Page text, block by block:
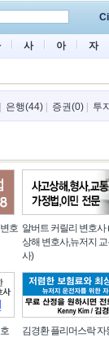
사 아 자
은행(44) 증권(0) 투
호 알버트 커릴리 변호사
상해 변호사,뉴저지
사)
김경환 플리머스락 자